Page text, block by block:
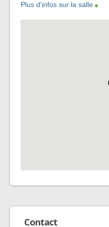
Plus d'infos sur la salle
Contact